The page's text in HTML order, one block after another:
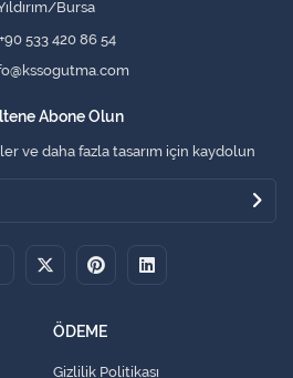
Bursa
+90 533 420 86 54
Abone Olun
ve daha fazla tasarım için kaydolun
ÖDEME
Gizlilik Politikası